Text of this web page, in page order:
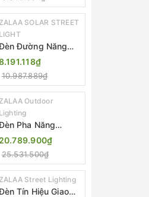
ZALAA SOLAR STREET
LIGHT
Đường Năng
Lượng Mặt Trời Tích
Hợp Camera ZALAA
ZL-BJ04-CCTV
IP65)
10.987.889₫
ZALAA Outdoor
Lighting
Pha Năng
Lượng Mặt Trời Sân
Thể Thao ZALAA
Jsc Chống Nước
Cao Cấp
20.789.900₫
25.531.500₫
ZALAA Street Lighting
Tín Hiệu Giao